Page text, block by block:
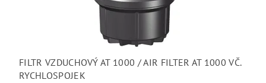
FILTR VZDUCHOVÝ AT 1000 / AIR FILTER AT 1000 VČ.
RYCHLOSPOJEK